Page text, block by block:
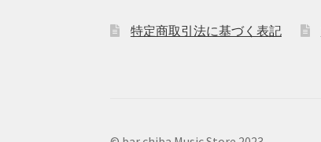
特定商取引法に基づく表記